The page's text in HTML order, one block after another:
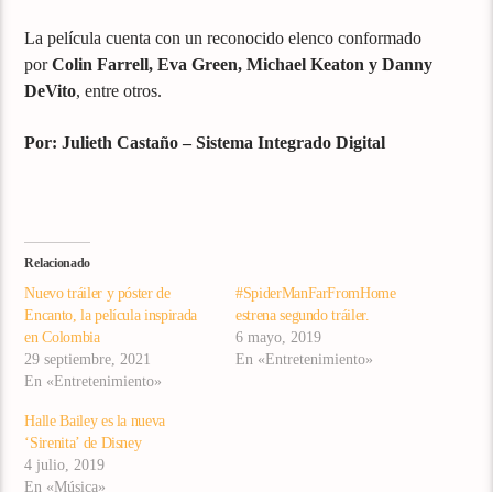
La película cuenta con un reconocido elenco conformado
porColin Farrell, Eva Green, Michael Keaton y Danny
DeVito, entre otros.
Por: Julieth Castaño – Sistema Integrado Digital
Relacionado
Nuevo tráiler y póster de
Encanto, la película inspirada
en Colombia
29 septiembre, 2021
En «Entretenimiento»
#SpiderManFarFromHome
estrena segundo tráiler.
6 mayo, 2019
En «Entretenimiento»
Halle Bailey es la nueva
‘Sirenita’ de Disney
4 julio, 2019
En «Música»